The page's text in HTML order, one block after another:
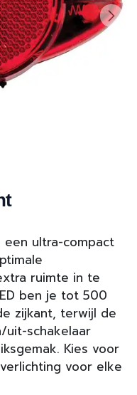
een ultra-compact
ruimte in te
ben je tot 500
zijkant, terwijl de
uit-schakelaar
Kies voor
voor elke